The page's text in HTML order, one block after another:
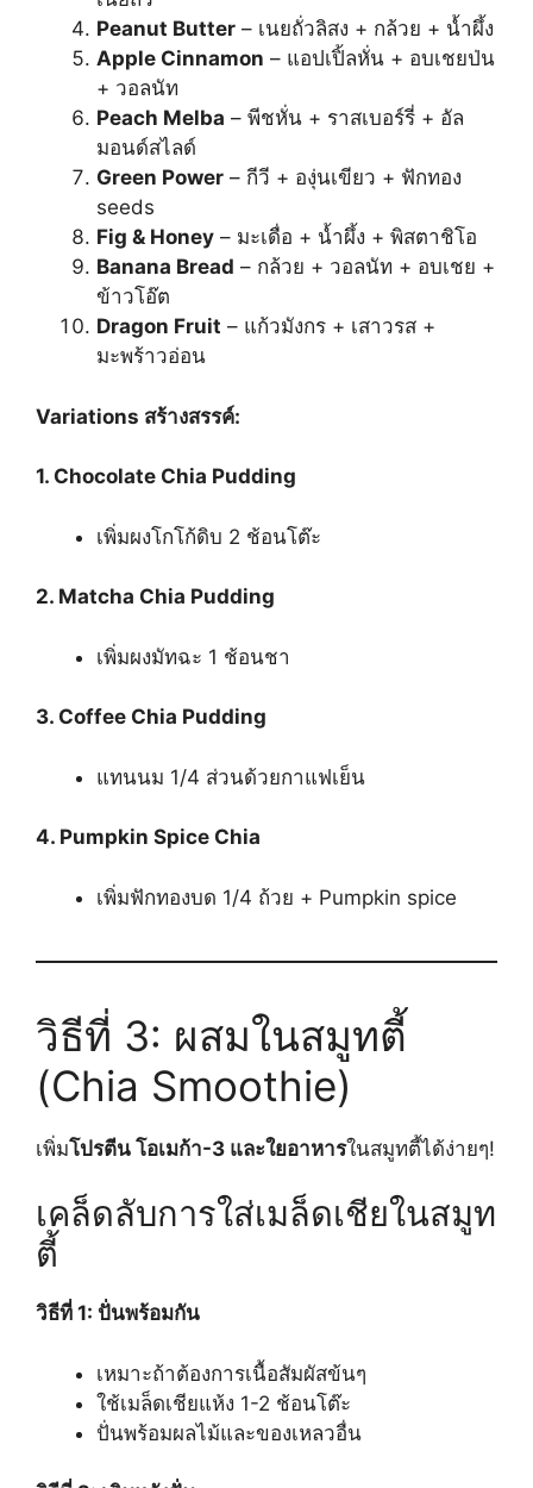
Peanut Butter – เนยถั่วลิสง + กล้วย + น้ำผึ้ง
Apple Cinnamon – แอปเปิ้ลหั่น + อบเชยป่น
+ วอลนัท
Peach Melba – พีชหั่น + ราสเบอร์รี่ + อัล
มอนด์สไลด์
Green Power – กีวี + องุ่นเขียว + ฟักทอง
seeds
Fig & Honey – มะเดื่อ + น้ำผึ้ง + พิสตาชิโอ
Banana Bread – กล้วย + วอลนัท + อบเชย +
ข้าวโอ๊ต
Dragon Fruit – แก้วมังกร + เสาวรส +
มะพร้าวอ่อน
Variations สร้างสรรค์:
1. Chocolate Chia Pudding
เพิ่มผงโกโก้ดิบ 2 ช้อนโต๊ะ
2. Matcha Chia Pudding
เพิ่มผงมัทฉะ 1 ช้อนชา
3. Coffee Chia Pudding
แทนนม 1/4 ส่วนด้วยกาแฟเย็น
4. Pumpkin Spice Chia
เพิ่มฟักทองบด 1/4 ถ้วย + Pumpkin spice
วิธีที่ 3: ผสมในสมูทตี้
(Chia Smoothie)
เพิ่มโปรตีน โอเมก้า-3 และใยอาหารในสมูทตี้ได้ง่ายๆ!
เคล็ดลับการใส่เมล็ดเชียในสมูท
ตี้
วิธีที่ 1: ปั่นพร้อมกัน
เหมาะถ้าต้องการเนื้อสัมผัสข้นๆ
ใช้เมล็ดเชียแห้ง 1-2 ช้อนโต๊ะ
ปั่นพร้อมผลไม้และของเหลวอื่น